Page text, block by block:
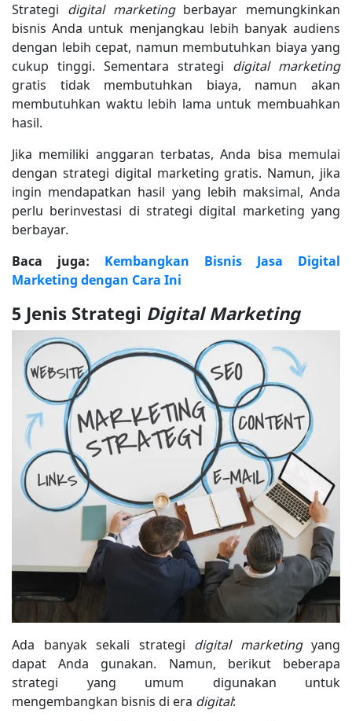
Strategi digital marketingberbayar memungkinkan
bisnis Anda untuk menjangkau lebih banyak audiens
dengan lebih cepat, namun membutuhkan biaya yang
cukup tinggi. Sementara strategi digital marketing
gratis tidak membutuhkan biaya, namun akan
membutuhkan waktu lebih lama untuk membuahkan
hasil.
Jika memiliki anggaran terbatas, Anda bisa memulai
dengan strategi digital marketing gratis. Namun, jika
ingin mendapatkan hasil yang lebih maksimal, Anda
perlu berinvestasi di strategi digital marketing yang
berbayar.
Baca juga: Kembangkan Bisnis Jasa Digital
Marketing dengan Cara Ini
5 Jenis Strategi Digital Marketing
Ada banyak sekali strategi digital marketingyang
dapat Anda gunakan. Namun, berikut beberapa
strategi yang umum digunakan untuk
mengembangkan bisnis di era digital: